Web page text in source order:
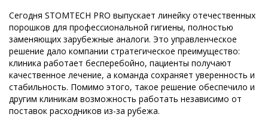
Сегодня STOMTECH PRO выпускает линейку отечественных
порошков для профессиональной гигиены, полностью
заменяющих зарубежные аналоги. Это управленческое
решение дало компании стратегическое преимущество:
клиника работает бесперебойно, пациенты получают
качественное лечение, а команда сохраняет уверенность и
стабильность. Помимо этого, такое решение обеспечило и
другим клиникам возможность работать независимо от
поставок расходников из-за рубежа.